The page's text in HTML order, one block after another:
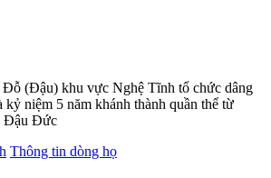
(Đậu) khu vực Nghệ Tĩnh tổ chức dâng
niệm 5 năm khánh thành quần thể từ
Đậu Đức
Thông tin dòng họ